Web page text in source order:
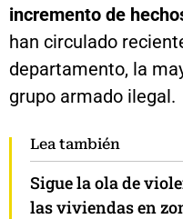
incremento de
han circulado
departamento, la
grupo armado ilegal.
Lea también
Sigue la ola de
las viviendas en